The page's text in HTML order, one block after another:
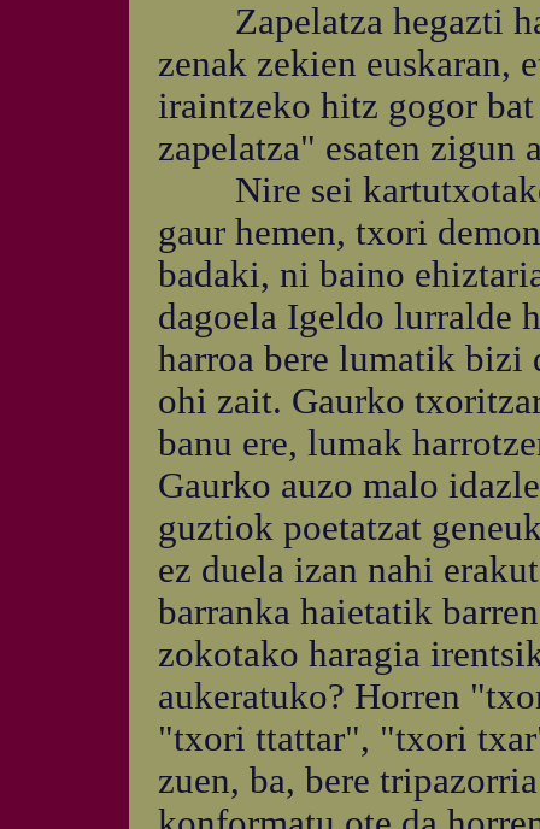
Zapelatza hegazti
zenak zekien euskaran,
iraintzeko hitz gogor
zapelatza" esaten zigun
Nire sei kartutxotako
gaur hemen, txori
badaki, ni baino
dagoela Igeldo lurralde
harroa bere lumatik bizi
ohi zait. Gaurko
banu ere, lumak
Gaurko auzo malo
guztiok poetatzat
ez duela izan nahi
barranka haietatik
zokotako haragia
aukeratuko? Horren
"txori ttattar", "txori
zuen, ba, bere